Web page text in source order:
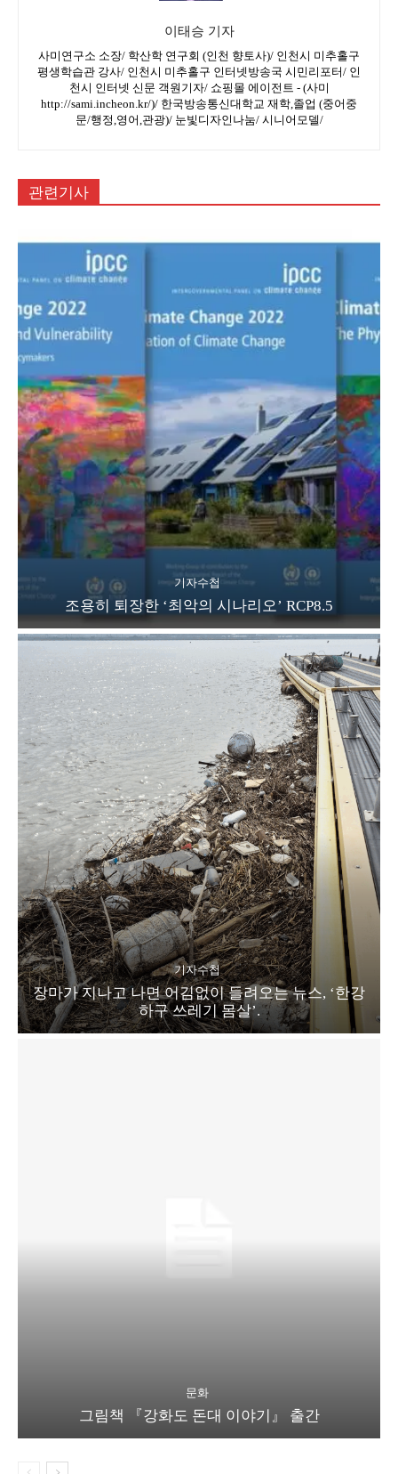
이태승 기자
사미연구소 소장/ 학산학 연구회 (인천 향토사)/ 인천시 미추홀구
평생학습관 강사/ 인천시 미추홀구 인터넷방송국 시민리포터/ 인
천시 인터넷 신문 객원기자/ 쇼핑몰 에이전트 - (사미
http://sami.incheon.kr/)/ 한국방송통신대학교 재학,졸업 (중어중
문/행정,영어,관광)/ 눈빛디자인나눔/ 시니어모델/
관련기사
기자수첩
조용히 퇴장한 ‘최악의 시나리오’ RCP8.5
기자수첩
장마가 지나고 나면 어김없이 들려오는 뉴스, ‘한강
하구 쓰레기 몸살’.
문화
그림책 『강화도 돈대 이야기』 출간